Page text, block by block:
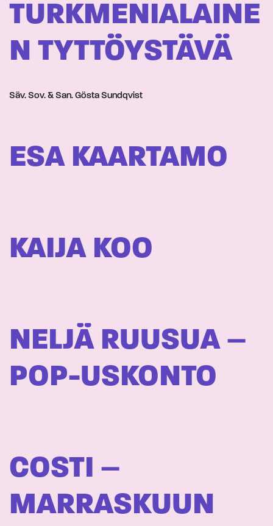
TURKMENIALAINE
N TYTTÖYSTÄVÄ
Säv. Sov. & San. Gösta Sundqvist
ESA KAARTAMO
KAIJA KOO
NELJÄ RUUSUA –
POP-USKONTO
COSTI –
MARRASKUUN